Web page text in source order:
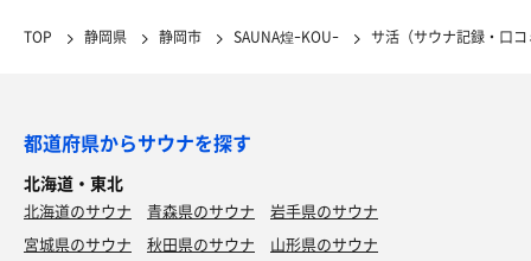
TOP 静岡県 静岡市 SAUNA煌ｰKOUｰ サ活（サウナ記録・口
都道府県からサウナを探す
北海道・東北
北海道のサウナ 青森県のサウナ
岩手県のサウナ
宮城県のサウナ
秋田県のサウナ 山形県のサウナ